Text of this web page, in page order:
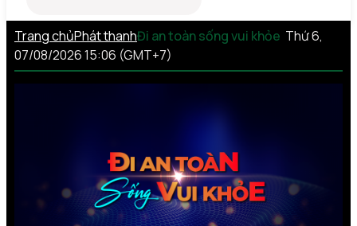
Trang chủPhát thanhĐi an toàn sống vui khỏe Thứ 6,
07/08/2026 15:06 (GMT+7)